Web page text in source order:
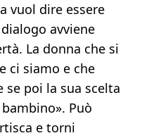
vuol dire essere
avviene
La donna che si
ci siamo e che
se poi la sua scelta
Può
e torni